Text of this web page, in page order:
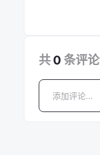
共 0 条评论